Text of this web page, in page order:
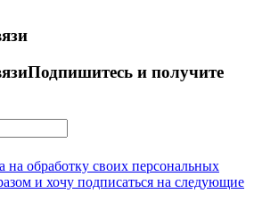
Подпишитесь и получите
на обработку своих персональных
и хочу подписаться на следующие